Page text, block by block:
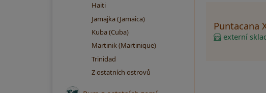
Haiti
Jamajka (Jamaica)
Kuba (Cuba)
Martinik (Martinique)
Trinidad
Z ostatních ostrovů
Puntacana
externí